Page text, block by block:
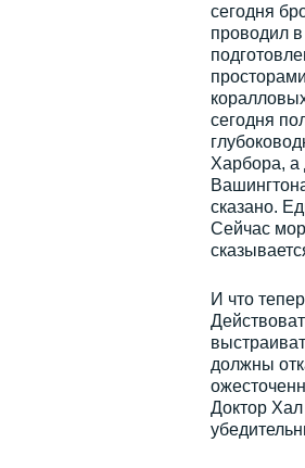
сегодня
проводил
сегодня
Харбора, а
сказано.
Сейчас
И что
должны
Доктор Хал